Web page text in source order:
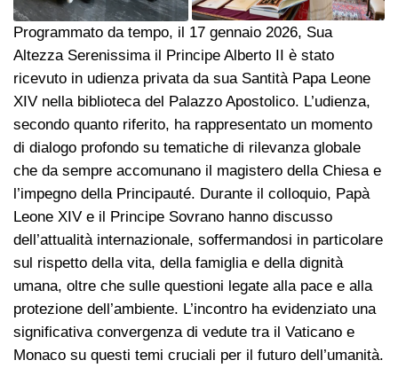
Programmato da tempo, il 17 gennaio 2026, Sua
Altezza Serenissima il Principe Alberto II è stato
ricevuto in udienza privata da sua Santità Papa Leone
XIV nella biblioteca del Palazzo Apostolico. L’udienza,
secondo quanto riferito, ha rappresentato un momento
di dialogo profondo su tematiche di rilevanza globale
che da sempre accomunano il magistero della Chiesa e
l’impegno della Principauté. Durante il colloquio, Papà
Leone XIV e il Principe Sovrano hanno discusso
dell’attualità internazionale, soffermandosi in particolare
sul rispetto della vita, della famiglia e della dignità
umana, oltre che sulle questioni legate alla pace e alla
protezione dell’ambiente. L’incontro ha evidenziato una
significativa convergenza di vedute tra il Vaticano e
Monaco su questi temi cruciali per il futuro dell’umanità.